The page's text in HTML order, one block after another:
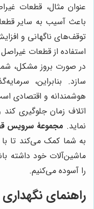
عنوان مثال، قطعات
باعث آسیب به سایر
توقف‌های ناگهانی و
استفاده از قطعات
در صورت بروز مشکل،
سازد. بنابراین،
هوشمندانه و اقتصادی
اتلاف زمان جلوگیری
نماید. مجموعۀ سرویس
به شما کمک می‌کند تا با
ماشین‌آلات خود داشته
را آسوده می‌کنیم.
راهنمای نگهداری